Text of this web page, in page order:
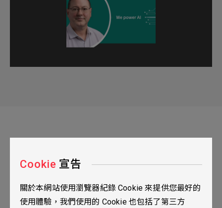
台北市115南港區三重路19之2號九樓
Cookie 宣告
關於本網站使用瀏覽器紀錄 Cookie 來提供您最好的
使用體驗，我們使用的 Cookie 也包括了第三方